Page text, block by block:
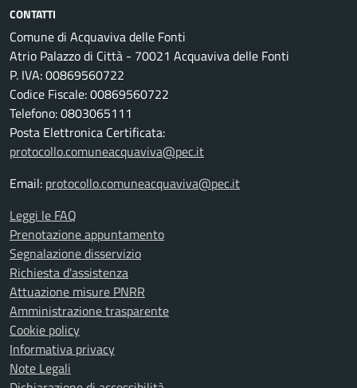
CONTATTI
Comune di Acquaviva delle Fonti
Atrio Palazzo di Città - 70021 Acquaviva delle Fonti
P. IVA: 00869560722
Codice Fiscale: 00869560722
Telefono: 0803065111
Posta Elettronica Certificata:
protocollo.comuneacquaviva@pec.it
Email: protocollo.comuneacquaviva@pec.it
Leggi le FAQ
Prenotazione appuntamento
Segnalazione disservizio
Richiesta d'assistenza
Attuazione misure PNRR
Amministrazione trasparente
Cookie policy
Informativa privacy
Note Legali